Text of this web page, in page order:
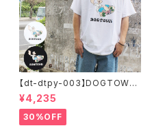
【dt-dtpy-003】DOGTOWN
ドッグタウン POPEYE SKATE
S/S T-SHIRTS ポパイ 半袖 シ
ョートスリーブT 大きいサイズ
¥4,235
30%OFF